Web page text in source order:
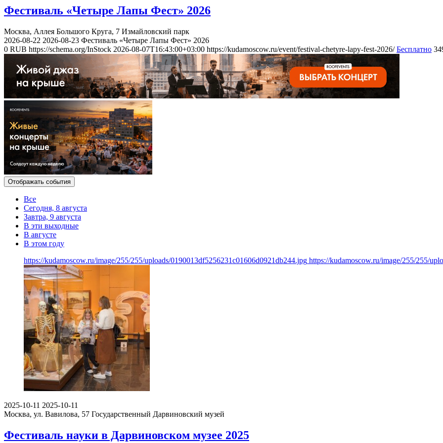
Фестиваль «Четыре Лапы Фест» 2026
Москва, Аллея Большого Круга, 7 Измайловский парк
2026-08-22 2026-08-23 Фестиваль «Четыре Лапы Фест» 2026
0 RUB https://schema.org/InStock 2026-08-07T16:43:00+03:00 https://kudamoscow.ru/event/festival-chetyre-lapy-fest-2026/ Бесплатно
Отображать события
Все
Сегодня, 8 августа
Завтра, 9 августа
В эти выходные
В августе
В этом году
https://kudamoscow.ru/image/255/255/uploads/0190013df5256231c01606d0921db244.jpg https://kudamoscow.ru/image/255/255/
2025-10-11 2025-10-11
Москва, ул. Вавилова, 57 Государственный Дарвиновский музей
Фестиваль науки в Дарвиновском музее 2025